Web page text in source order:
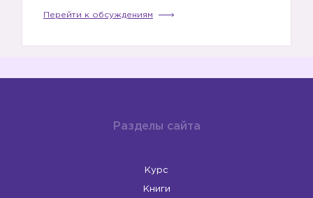
Перейти к обсуждениям
Разделы сайта
Курс
Книги